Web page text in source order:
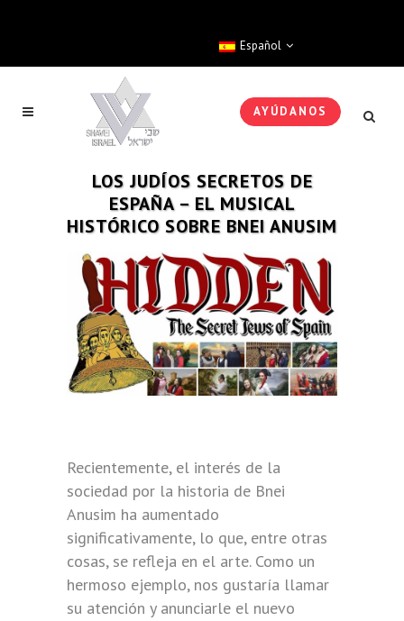
Español
AYÚDANOS
LOS JUDÍOS SECRETOS DE
ESPAÑA – EL MUSICAL
HISTÓRICO SOBRE BNEI ANUSIM
Recientemente, el interés de la
sociedad por la historia de Bnei
Anusim ha aumentado
significativamente, lo que, entre otras
cosas, se refleja en el arte. Como un
hermoso ejemplo, nos gustaría llamar
su atención y anunciarle el nuevo